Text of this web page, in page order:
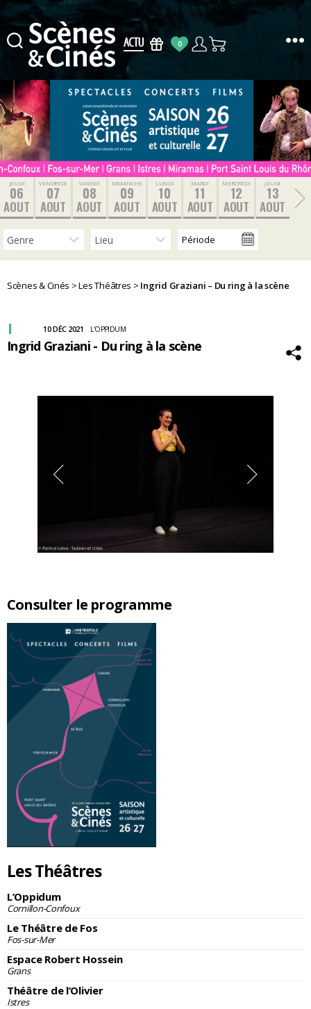
&
Cinés
0
JEUDI
06
AOUT
VENDREDI
07
AOUT
SAMEDI
08
AOUT
DIMANCHE
09
AOUT
LUNDI
10
AOUT
MARDI
11
AOUT
MERCREDI
12
AOUT
JEUDI
13
AOUT
Scènes & Cinés >Les Théâtres > Ingrid Graziani – Du ring à la scène
Consulter le programme
Les Théâtres
L’Oppidum
Cornillon-Confoux
Le Théâtre de Fos
Fos-sur-Mer
Espace Robert Hossein
Grans
Théâtre de l’Olivier
Istres
Ingrid Graziani - Du ring à la scène
10 DÉC 2021 L'OPPIDUM